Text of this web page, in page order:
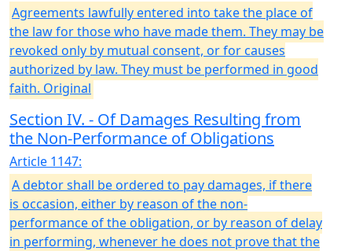
Agreements lawfully entered into take the place of
the law for those who have made them. They may be
revoked only by mutual consent, or for causes
authorized by law. They must be performed in good
faith. Original
Section IV. - Of Damages Resulting from
the Non-Performance of Obligations
Article 1147:
A debtor shall be ordered to pay damages, if there
is occasion, either by reason of the non-
performance of the obligation, or by reason of delay
in performing, whenever he does not prove that the